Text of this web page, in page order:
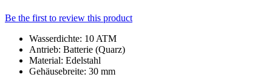
Be the first to review this product
Wasserdichte: 10 ATM
Antrieb: Batterie (Quarz)
Material: Edelstahl
Gehäusebreite: 30 mm